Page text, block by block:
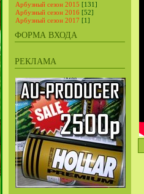
Арбузный сезон 2015 [131]
Арбузный сезон 2016 [52]
Арбузный сезон 2017 [1]
ФОРМА ВХОДА
РЕКЛАМА